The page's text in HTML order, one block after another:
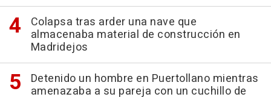
Colapsa tras arder una nave que
almacenaba material de construcción en
Madridejos
Detenido un hombre en Puertollano mientras
amenazaba a su pareja con un cuchillo de